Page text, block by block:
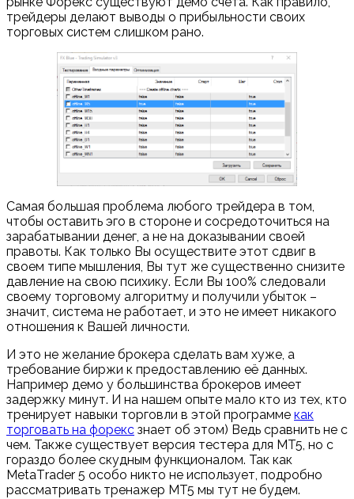
трейдеры делают выводы о прибыльности своих
торговых систем слишком рано.
Самая большая проблема любого трейдера в том,
чтобы оставить эго в стороне и сосредоточиться на
зарабатывании денег, а не на доказывании своей
правоты. Как только Вы осуществите этот сдвиг в
своем типе мышления, Вы тут же существенно снизите
давление на свою психику. Если Вы 100% следовали
своему торговому алгоритму и получили убыток –
значит, система не работает, и это не имеет никакого
отношения к Вашей личности.
И это не желание брокера сделать вам хуже, а
требование биржи к предоставлению её данных.
Например демо у большинства брокеров имеет
задержку минут. И на нашем опыте мало кто из тех, кто
тренирует навыки торговли в этой программе как
торговать на форекс знает об этом) Ведь сравнить не с
чем. Также существует версия тестера для МT5, но с
гораздо более скудным функционалом. Так как
МetaТrader 5 особо никто не использует, подробно
рассматривать тренажер MT5 мы тут не будем.